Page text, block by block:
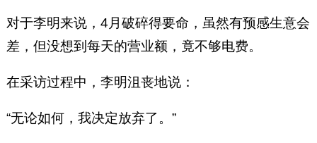
对于李明来说，4月破碎得要命，虽然有预感生意会
差，但没想到每天的营业额，竟不够电费。
在采访过程中，李明沮丧地说：
“无论如何，我决定放弃了。”